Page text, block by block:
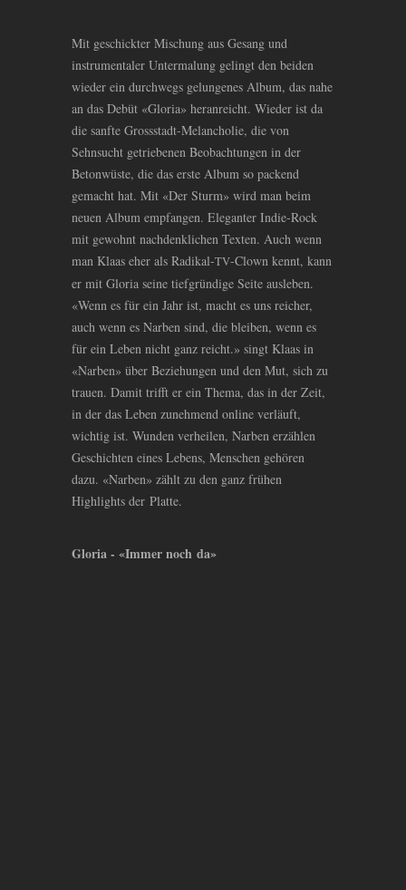
Mit geschickter Mischung aus Gesang und
instrumentaler Untermalung gelingt den beiden
wieder ein durchwegs gelungenes Album, das nahe
an das Debüt «Gloria» heranreicht. Wieder ist da
die sanfte Grossstadt-Melancholie, die von
Sehnsucht getriebenen Beobachtungen in der
Betonwüste, die das erste Album so packend
gemacht hat. Mit «Der Sturm» wird man beim
neuen Album empfangen. Eleganter Indie-Rock
mit gewohnt nachdenklichen Texten. Auch wenn
man Klaas eher als Radikal-TV-Clown kennt, kann
er mit Gloria seine tiefgründige Seite ausleben.
«Wenn es für ein Jahr ist, macht es uns reicher,
auch wenn es Narben sind, die bleiben, wenn es
für ein Leben nicht ganz reicht.» singt Klaas in
«Narben» über Beziehungen und den Mut, sich zu
trauen. Damit trifft er ein Thema, das in der Zeit,
in der das Leben zunehmend online verläuft,
wichtig ist. Wunden verheilen, Narben erzählen
Geschichten eines Lebens, Menschen gehören
dazu. «Narben» zählt zu den ganz frühen
Highlights der Platte.
Gloria - «Immer noch da»